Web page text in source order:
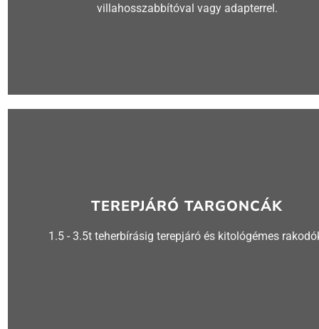
villahosszabbítóval vagy adapterrel.
TEREPJÁRÓ TARGONCÁK
1.5 - 3.5t teherbírásig terepjáró és kitológémes